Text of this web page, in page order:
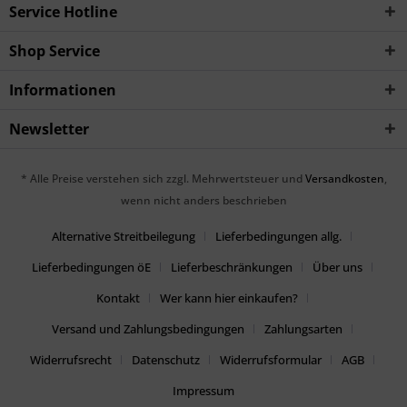
Service Hotline
Shop Service
Informationen
Newsletter
* Alle Preise verstehen sich zzgl. Mehrwertsteuer und Versandkosten,
wenn nicht anders beschrieben
Alternative Streitbeilegung
Lieferbedingungen allg.
Lieferbedingungen öE
Lieferbeschränkungen
Über uns
Kontakt
Wer kann hier einkaufen?
Versand und Zahlungsbedingungen
Zahlungsarten
Widerrufsrecht
Datenschutz Widerrufsformular
AGB
Impressum